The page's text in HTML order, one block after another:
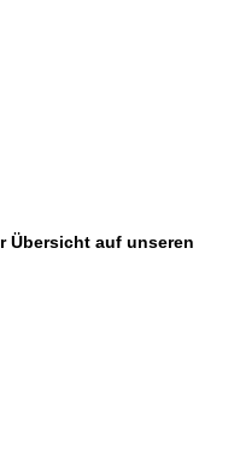
Übersicht auf unseren